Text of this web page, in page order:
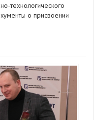
технологического
о присвоении